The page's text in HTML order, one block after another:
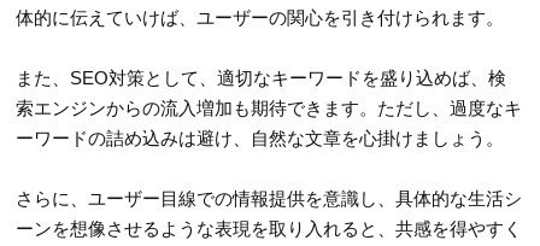
体的に伝えていけば、ユーザーの関心を引き付けられます。
また、SEO対策として、適切なキーワードを盛り込めば、検
索エンジンからの流入増加も期待できます。ただし、過度なキ
ーワードの詰め込みは避け、自然な文章を心掛けましょう。
さらに、ユーザー目線での情報提供を意識し、具体的な生活シ
ーンを想像させるような表現を取り入れると、共感を得やすく